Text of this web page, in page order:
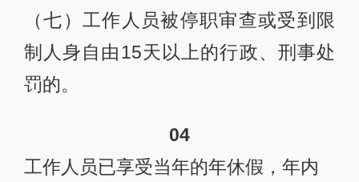
（七）工作人员被停职审查或受到限
制人身自由15天以上的行政、刑事处
罚的。
04
工作人员已享受当年的年休假，年内